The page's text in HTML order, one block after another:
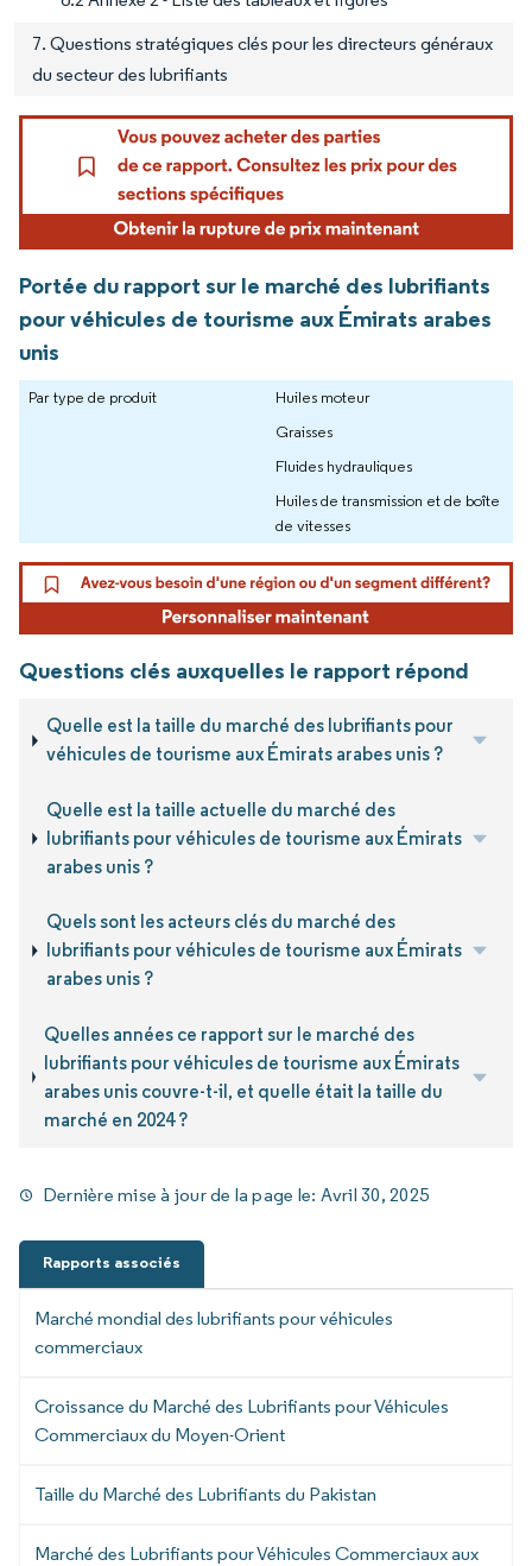
7. Questions stratégiques clés pour les directeurs généraux
du secteur des lubrifiants
Portée du rapport sur le marché des lubrifiants
pour véhicules de tourisme aux Émirats arabes
unis
Par type de produit
Huiles moteur
Graisses
Fluides hydrauliques
Huiles de transmission et de boîte
de vitesses
Questions clés auxquelles le rapport répond
Quelle est la taille du marché des lubrifiants pour
véhicules de tourisme aux Émirats arabes unis ?
Quelle est la taille actuelle du marché des
lubrifiants pour véhicules de tourisme aux Émirats
arabes unis ?
Quels sont les acteurs clés du marché des
lubrifiants pour véhicules de tourisme aux Émirats
arabes unis ?
Quelles années ce rapport sur le marché des
lubrifiants pour véhicules de tourisme aux Émirats
arabes unis couvre-t-il, et quelle était la taille du
marché en 2024 ?
Dernière mise à jour de la page le: Avril 30, 2025
Rapports associés
Marché mondial des lubrifiants pour véhicules
commerciaux
Croissance du Marché des Lubrifiants pour Véhicules
Commerciaux du Moyen-Orient
Taille du Marché des Lubrifiants du Pakistan
Marché des Lubrifiants pour Véhicules Commerciaux aux